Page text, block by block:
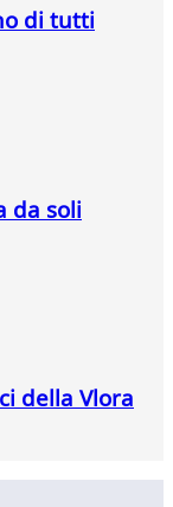
di tutti
da soli
della Vlora